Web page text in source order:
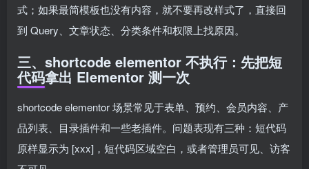
式；如果最简模板也没有内容，就不要再改样式了，直接回
到 Query、文章状态、分类条件和权限上找原因。
三、shortcode elementor 不执行：先把短
代码拿出 Elementor 测一次
shortcode elementor 场景常见于表单、预约、会员内容、产
品列表、目录插件和一些老插件。问题表现有三种：短代码
原样显示为 [xxx]，短代码区域空白，或者管理员可见、访客